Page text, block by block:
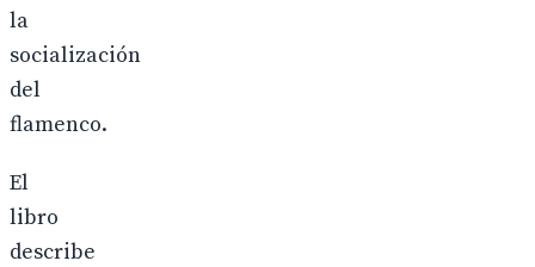
la
socialización
del
flamenco.
El
libro
describe